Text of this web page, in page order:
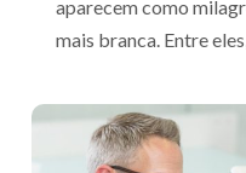
aparecem como
mais branca. Entre